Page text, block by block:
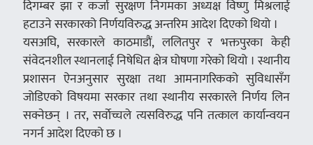
दिगम्बर झा र कर्जा सुरक्षण निगमका अध्यक्ष विष्णु मिश्रलाई
हटाउने सरकारको निर्णयविरुद्ध अन्तरिम आदेश दिएको थियो ।
यसअघि, सरकारले काठमाडाैं, ललितपुर र भक्तपुरका केही
संवेदनशील स्थानलाई निषेधित क्षेत्र घोषणा गरेको थियो । स्थानीय
प्रशासन ऐनअनुसार सुरक्षा तथा आमनागरिकको सुविधासँग
जोडिएको विषयमा सरकार तथा स्थानीय सरकारले निर्णय लिन
सक्नेछन् । तर, सर्वाेच्चले त्यसविरुद्ध पनि तत्काल कार्यान्वयन
नगर्न आदेश दिएको छ ।